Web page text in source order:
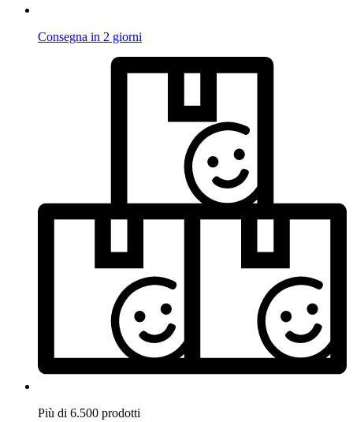
Consegna in 2 giorni
Più di 6.500 prodotti